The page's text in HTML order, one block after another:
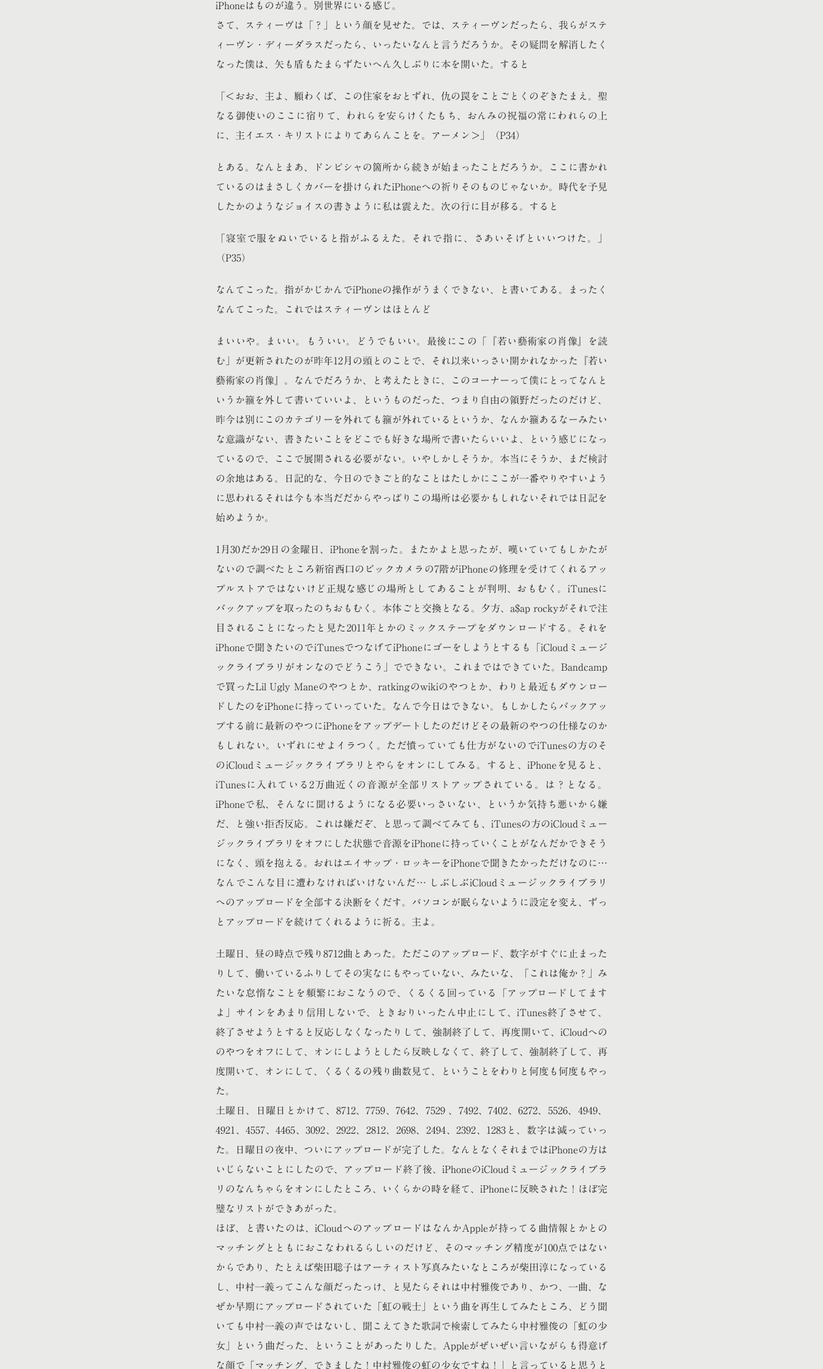
iPhoneはものが違う。別世界にいる感じ。
さて、スティーヴは「？」という顔を見せた。では、スティーヴンだったら、我らがステ
ィーヴン・ディーダラスだったら、いったいなんと言うだろうか。その疑問を解消したく
なった僕は、矢も盾もたまらずたいへん久しぶりに本を開いた。すると
「＜おお、主よ、願わくば、この住家をおとずれ、仇の罠をことごとくのぞきたまえ。聖
なる御使いのここに宿りて、われらを安らけくたもち、おんみの祝福の常にわれらの上
に、主イエス・キリストによりてあらんことを。アーメン＞」（P34）
とある。なんとまあ、ドンピシャの箇所から続きが始まったことだろうか。ここに書かれ
ているのはまさしくカバーを掛けられたiPhoneへの祈りそのものじゃないか。時代を予見
したかのようなジョイスの書きように私は震えた。次の行に目が移る。すると
「寝室で服をぬいでいると指がふるえた。それで指に、さあいそげといいつけた。」
（P35）
なんてこった。指がかじかんでiPhoneの操作がうまくできない、と書いてある。まったく
なんてこった。これではスティーヴンはほとんど
まいいや。まいい。もういい。どうでもいい。最後にこの「『若い藝術家の肖像』を読
む」が更新されたのが昨年12月の頭とのことで、それ以来いっさい開かれなかった『若い
藝術家の肖像』。なんでだろうか、と考えたときに、このコーナーって僕にとってなんと
いうか箍を外して書いていいよ、というものだった、つまり自由の領野だったのだけど、
昨今は別にこのカテゴリーを外れても箍が外れているというか、なんか箍あるなーみたい
な意識がない、書きたいことをどこでも好きな場所で書いたらいいよ、という感じになっ
ているので、ここで展開される必要がない。いやしかしそうか。本当にそうか、まだ検討
の余地はある。日記的な、今日のできごと的なことはたしかにここが一番やりやすいよう
に思われるそれは今も本当だだからやっぱりこの場所は必要かもしれないそれでは日記を
始めようか。
1月30だか29日の金曜日、iPhoneを割った。またかよと思ったが、嘆いていてもしかたが
ないので調べたところ新宿西口のビックカメラの7階がiPhoneの修理を受けてくれるアッ
プルストアではないけど正規な感じの場所としてあることが判明、おもむく。iTunesに
バックアップを取ったのちおもむく。本体ごと交換となる。夕方、a$ap rockyがそれで注
目されることになったと見た2011年とかのミックステープをダウンロードする。それを
iPhoneで聞きたいのでiTunesでつなげてiPhoneにゴーをしようとするも「iCloudミュージ
ックライブラリがオンなのでどうこう」でできない。これまではできていた。Bandcamp
で買ったLil Ugly Maneのやつとか、ratkingのwikiのやつとか、わりと最近もダウンロー
ドしたのをiPhoneに持っていっていた。なんで今日はできない。もしかしたらバックアッ
プする前に最新のやつにiPhoneをアップデートしたのだけどその最新のやつの仕様なのか
もしれない。いずれにせよイラつく。ただ憤っていても仕方がないのでiTunesの方のそ
のiCloudミュージックライブラリとやらをオンにしてみる。すると、iPhoneを見ると、
iTunesに入れている2万曲近くの音源が全部リストアップされている。は？となる。
iPhoneで私、そんなに聞けるようになる必要いっさいない、というか気持ち悪いから嫌
だ、と強い拒否反応。これは嫌だぞ、と思って調べてみても、iTunesの方のiCloudミュー
ジックライブラリをオフにした状態で音源をiPhoneに持っていくことがなんだかできそう
になく、頭を抱える。おれはエイサップ・ロッキーをiPhoneで聞きたかっただけなのに…
なんでこんな目に遭わなければいけないんだ… しぶしぶiCloudミュージックライブラリ
へのアップロードを全部する決断をくだす。パソコンが眠らないように設定を変え、ずっ
とアップロードを続けてくれるように祈る。主よ。
土曜日、昼の時点で残り8712曲とあった。ただこのアップロード、数字がすぐに止まった
りして、働いているふりしてその実なにもやっていない、みたいな、「これは俺か？」み
たいな怠惰なことを頻繁におこなうので、くるくる回っている「アップロードしてます
よ」サインをあまり信用しないで、ときおりいったん中止にして、iTunes終了させて、
終了させようとすると反応しなくなったりして、強制終了して、再度開いて、iCloudへの
のやつをオフにして、オンにしようとしたら反映しなくて、終了して、強制終了して、再
度開いて、オンにして、くるくるの残り曲数見て、ということをわりと何度も何度もやっ
た。
土曜日、日曜日とかけて、8712、7759、7642、7529 、7492、7402、6272、5526、4949、
4921、4557、4465、3092、2922、2812、2698、2494、2392、1283と、数字は減っていっ
た。日曜日の夜中、ついにアップロードが完了した。なんとなくそれまではiPhoneの方は
いじらないことにしたので、アップロード終了後、iPhoneのiCloudミュージックライブラ
リのなんちゃらをオンにしたところ、いくらかの時を経て、iPhoneに反映された！ほぼ完
璧なリストができあがった。
ほぼ、と書いたのは、iCloudへのアップロードはなんかAppleが持ってる曲情報とかとの
マッチングとともにおこなわれるらしいのだけど、そのマッチング精度が100点ではない
からであり、たとえば柴田聡子はアーティスト写真みたいなところが柴田淳になっている
し、中村一義ってこんな顔だったっけ、と見たらそれは中村雅俊であり、かつ、一曲、な
ぜか早期にアップロードされていた「虹の戦士」という曲を再生してみたところ、どう聞
いても中村一義の声ではないし、聞こえてきた歌詞で検索してみたら中村雅俊の「虹の少
女」という曲だった、ということがあったりした。Appleがぜいぜい言いながらも得意げ
な顔で「マッチング、できました！中村雅俊の虹の少女ですね！」と言っていると思うと